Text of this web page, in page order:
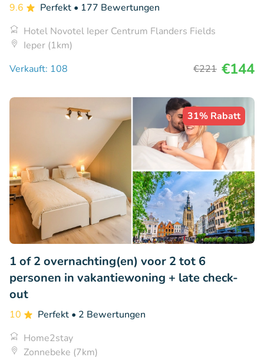
9.6 Perfekt • 177 Bewertungen
Hotel Novotel Ieper Centrum Flanders Fields
Ieper (1km)
Verkauft: 108
€221 €144
31% Rabatt
1 of 2 overnachting(en) voor 2 tot 6
personen in vakantiewoning + late check-
out
10 Perfekt • 2 Bewertungen
Home2stay
Zonnebeke (7km)